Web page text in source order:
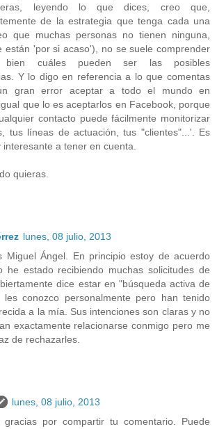
leyendo lo que dices, creo que,
de la estrategia que tenga cada una
que muchas personas no tienen ninguna,
están 'por si acaso'), no se suele comprender
bien cuáles pueden ser las posibles
Y lo digo en referencia a lo que comentas
gran error aceptar a todo el mundo en
que lo es aceptarlos en Facebook, porque
contacto puede fácilmente monitorizar
tus líneas de actuación, tus "clientes"...'. Es
interesante a tener en cuenta.
quieras.
lunes, 08 julio, 2013
Miguel Ángel. En principio estoy de acuerdo
he estado recibiendo muchas solicitudes de
dice estar en "búsqueda activa de
les conozco personalmente pero han tenido
a la mía. Sus intenciones son claras y no
exactamente relacionarse conmigo pero me
de rechazarles.
lunes, 08 julio, 2013
gracias por compartir tu comentario. Puede